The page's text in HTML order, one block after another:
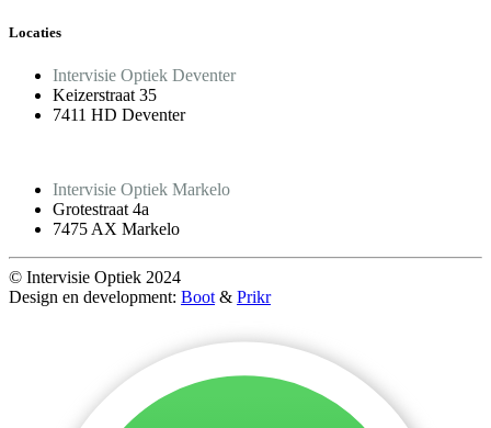
Locaties
Intervisie Optiek Deventer
Keizerstraat 35
7411 HD Deventer
Intervisie Optiek Markelo
Grotestraat 4a
7475 AX Markelo
© Intervisie Optiek 2024
Design en development: Boot & Prikr